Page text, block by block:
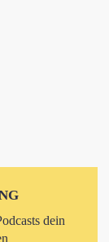
dein